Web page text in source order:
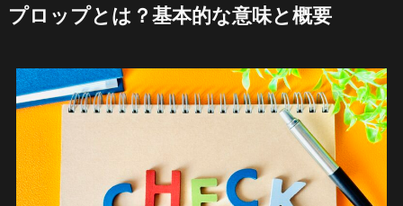
プロップとは？基本的な意味と概要